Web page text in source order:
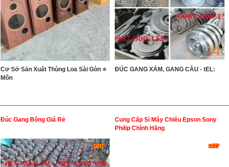
Cơ Sở Sản Xuất Thùng Loa Sài Gòn ⭐
Môn
ĐÚC GANG XÁM, GANG CẦU - tEL:
Đúc Gang Bông Giá Rẻ
Cung Cấp Sỉ Máy Chiếu Epson Sony
Philip Chính Hãng